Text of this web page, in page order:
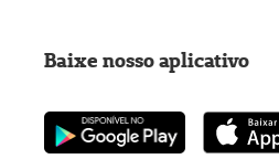
Baixe nosso aplicativo